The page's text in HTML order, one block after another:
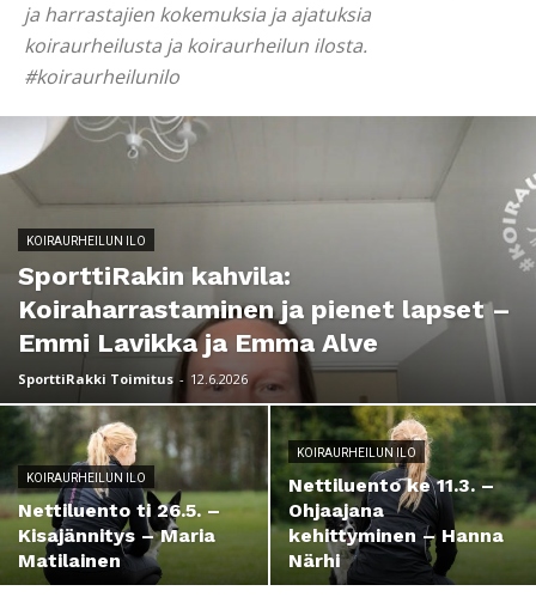
ja harrastajien kokemuksia ja ajatuksia
koiraurheilusta ja koiraurheilun ilosta.
#koiraurheilunilo
KOIRAURHEILUN ILO
SporttiRakin kahvila:
Koiraharrastaminen ja pienet lapset –
Emmi Lavikka ja Emma Alve
SporttiRakki Toimitus - 12.6.2026
KOIRAURHEILUN ILO
Nettiluento ti 26.5. –
Kisajännitys – Maria
Matilainen
KOIRAURHEILUN ILO
Nettiluento ke 11.3. –
Ohjaajana
kehittyminen – Hanna
Närhi